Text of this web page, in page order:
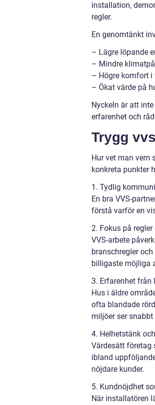
installation,
regler.
En genomtänkt
– Lägre löpande
– Mindre
– Högre komfort i
– Ökat värde på
Nyckeln är att
erfarenhet och
Trygg
Hur vet man vem
konkreta punkter
1. Tydlig
En bra VVS-
förstå varför en
2. Fokus på
VVS-arbete
branschregler
billigaste möjliga
3. Erfarenhet från
Hus i äldre
ofta blandade
miljöer ser
4. Helhetstänk
Värdesätt företag
ibland
nöjdare kunder.
5. Kundnöjdhet
När installatören